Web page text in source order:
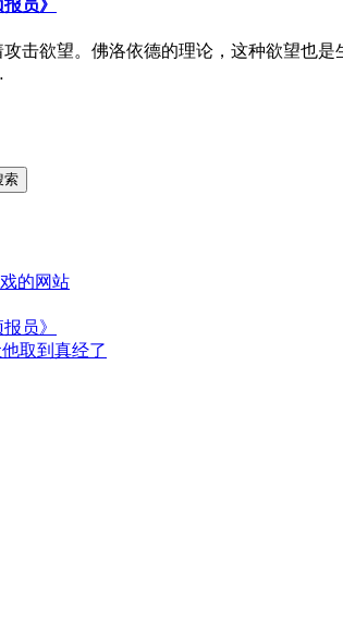
员》
击欲望。佛洛依德的理论，这种欲望也
索
的网站
员》
取到真经了